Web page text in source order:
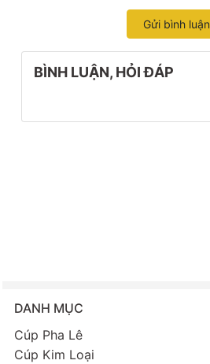
Gửi bình luận
BÌNH LUẬN, HỎI ĐÁP
DANH MỤC
Cúp Pha Lê
Cúp Kim Loại